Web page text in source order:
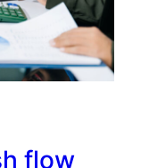
flow